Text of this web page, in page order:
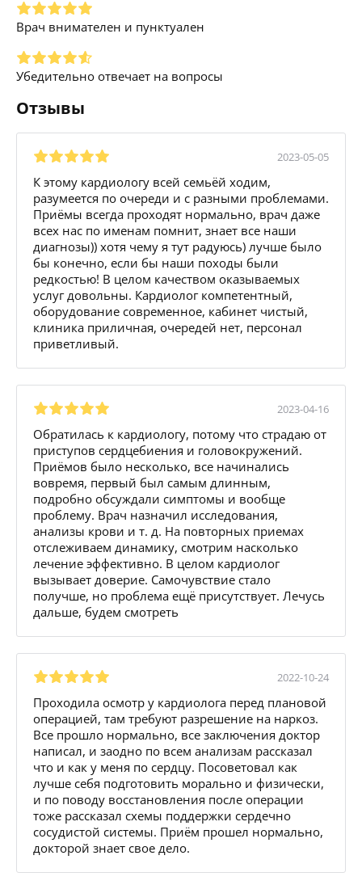
Врач внимателен и пунктуален
Убедительно отвечает на вопросы
Отзывы
2023-05-05
К этому кардиологу всей семьёй ходим,
разумеется по очереди и с разными проблемами.
Приёмы всегда проходят нормально, врач даже
всех нас по именам помнит, знает все наши
диагнозы)) хотя чему я тут радуюсь) лучше было
бы конечно, если бы наши походы были
редкостью! В целом качеством оказываемых
услуг довольны. Кардиолог компетентный,
оборудование современное, кабинет чистый,
клиника приличная, очередей нет, персонал
приветливый.
2023-04-16
Обратилась к кардиологу, потому что страдаю от
приступов сердцебиения и головокружений.
Приёмов было несколько, все начинались
вовремя, первый был самым длинным,
подробно обсуждали симптомы и вообще
проблему. Врач назначил исследования,
анализы крови и т. д. На повторных приемах
отслеживаем динамику, смотрим насколько
лечение эффективно. В целом кардиолог
вызывает доверие. Самочувствие стало
получше, но проблема ещё присутствует. Лечусь
дальше, будем смотреть
2022-10-24
Проходила осмотр у кардиолога перед плановой
операцией, там требуют разрешение на наркоз.
Все прошло нормально, все заключения доктор
написал, и заодно по всем анализам рассказал
что и как у меня по сердцу. Посоветовал как
лучше себя подготовить морально и физически,
и по поводу восстановления после операции
тоже рассказал схемы поддержки сердечно
сосудистой системы. Приём прошел нормально,
докторой знает свое дело.